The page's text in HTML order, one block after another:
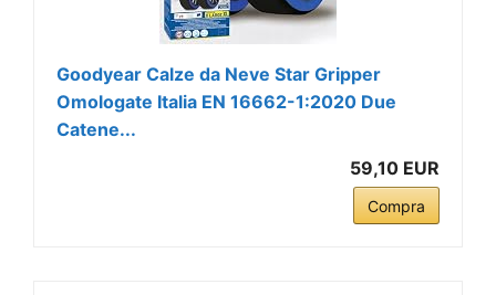
Goodyear Calze da Neve Star Gripper
Omologate Italia EN 16662-1:2020 Due
Catene...
59,10 EUR
Compra